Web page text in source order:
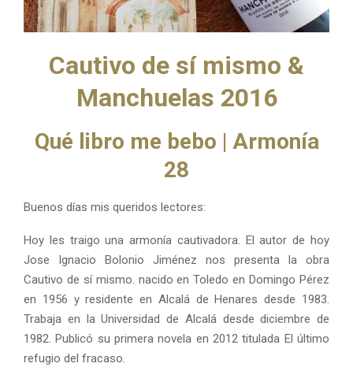
Cautivo de sí mismo &
Manchuelas 2016
Qué libro me bebo | Armonía
28
Buenos días mis queridos lectores:
Hoy les traigo una armonía cautivadora. El autor de hoy
Jose Ignacio Bolonio Jiménez nos presenta la obra
Cautivo de sí mismo. nacido en Toledo en Domingo Pérez
en 1956 y residente en Alcalá de Henares desde 1983.
Trabaja en la Universidad de Alcalá desde diciembre de
1982. Publicó su primera novela en 2012 titulada El último
refugio del fracaso.